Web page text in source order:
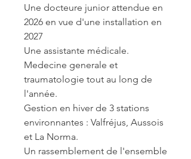
Une docteure junior attendue en
2026 en vue d'une installation en
2027
Une assistante médicale.
Medecine generale et
traumatologie tout au long de
l'année.
Gestion en hiver de 3 stations
environnantes : Valfréjus, Aussois
et La Norma.
Un rassemblement de l'ensemble